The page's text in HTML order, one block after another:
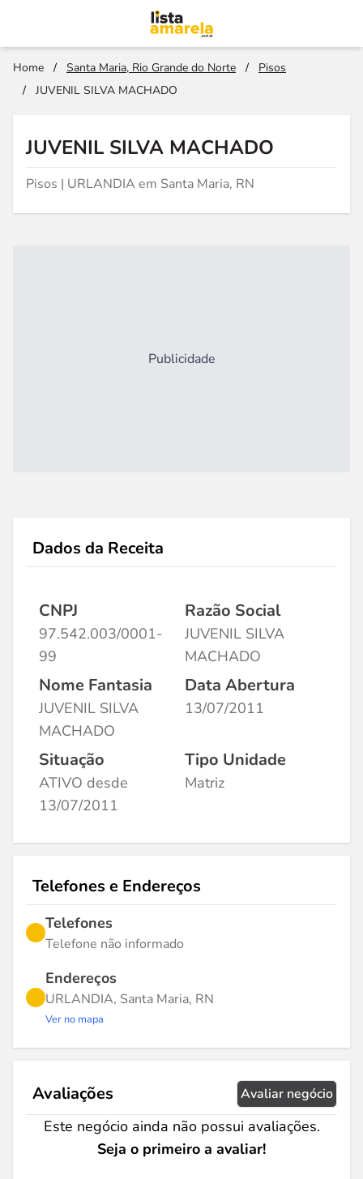
Home / Santa Maria, Rio Grande do Norte /
Pisos
/
JUVENIL SILVA MACHADO
JUVENIL SILVA MACHADO
Pisos | URLANDIA em Santa Maria, RN
Publicidade
Dados da Receita
CNPJ
97.542.003/0001-
99
Razão Social
JUVENIL SILVA
MACHADO
Nome Fantasia
JUVENIL SILVA
MACHADO
Data Abertura
13/07/2011
Situação
ATIVO desde
13/07/2011
Tipo Unidade
Matriz
Telefones e Endereços
Telefones
Telefone não informado
Endereços
URLANDIA, Santa Maria, RN
Ver no mapa
Avaliações Avaliar negócio
Este negócio ainda não possui avaliações.
Seja o primeiro a avaliar!